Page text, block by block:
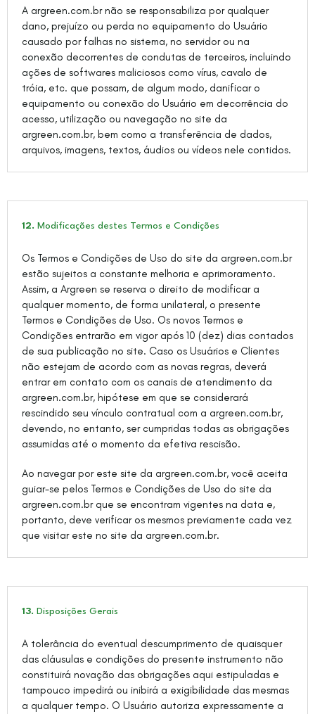
A argreen.com.br não se responsabiliza por qualquer
dano, prejuízo ou perda no equipamento do Usuário
causado por falhas no sistema, no servidor ou na
conexão decorrentes de condutas de terceiros, incluindo
ações de softwares maliciosos como vírus, cavalo de
tróia, etc. que possam, de algum modo, danificar o
equipamento ou conexão do Usuário em decorrência do
acesso, utilização ou navegação no site da
argreen.com.br, bem como a transferência de dados,
arquivos, imagens, textos, áudios ou vídeos nele contidos.
12. Modificações destes Termos e Condições
Os Termos e Condições de Uso do site da argreen.com.br
estão sujeitos a constante melhoria e aprimoramento.
Assim, a Argreen se reserva o direito de modificar a
qualquer momento, de forma unilateral, o presente
Termos e Condições de Uso. Os novos Termos e
Condições entrarão em vigor após 10 (dez) dias contados
de sua publicação no site. Caso os Usuários e Clientes
não estejam de acordo com as novas regras, deverá
entrar em contato com os canais de atendimento da
argreen.com.br, hipótese em que se considerará
rescindido seu vínculo contratual com a argreen.com.br,
devendo, no entanto, ser cumpridas todas as obrigações
assumidas até o momento da efetiva rescisão.
Ao navegar por este site da argreen.com.br, você aceita
guiar-se pelos Termos e Condições de Uso do site da
argreen.com.br que se encontram vigentes na data e,
portanto, deve verificar os mesmos previamente cada vez
que visitar este no site da argreen.com.br.
13. Disposições Gerais
A tolerância do eventual descumprimento de quaisquer
das cláusulas e condições do presente instrumento não
constituirá novação das obrigações aqui estipuladas e
tampouco impedirá ou inibirá a exigibilidade das mesmas
a qualquer tempo. O Usuário autoriza expressamente a